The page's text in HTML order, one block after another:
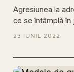
Agresiunea la
ce se întâmplă
23 IUNIE 2022